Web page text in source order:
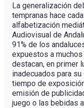
La generalización
tempranas hace
alfabetización
Audiovisual de
91% de los
expuestos a
destacan, en primer
inadecuados para
tiempo de
emisión de
juego o las bebidas